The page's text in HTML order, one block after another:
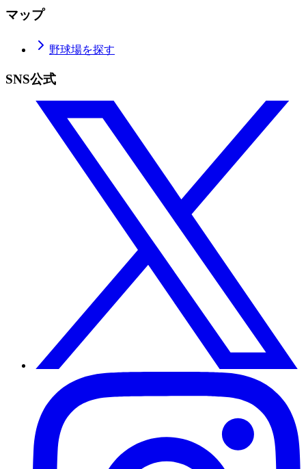
マップ
野球場を探す
SNS公式